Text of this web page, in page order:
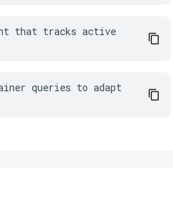
that tracks active
queries to adapt